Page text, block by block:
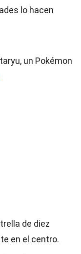
lo hacen
un Pokémon
de diez
en el centro.